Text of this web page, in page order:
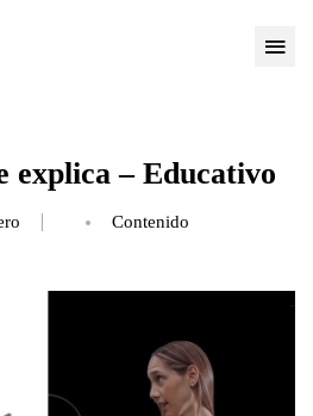
explica – Educativo
Contenido